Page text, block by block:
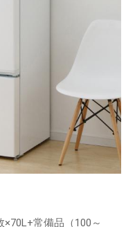
常備品（100～